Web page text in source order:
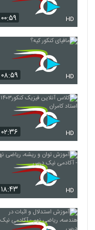
۰۰:۵۹ HD
۰۸:۵۹ HD
۰۲:۳۶ HD
۱۸:۴۳ HD